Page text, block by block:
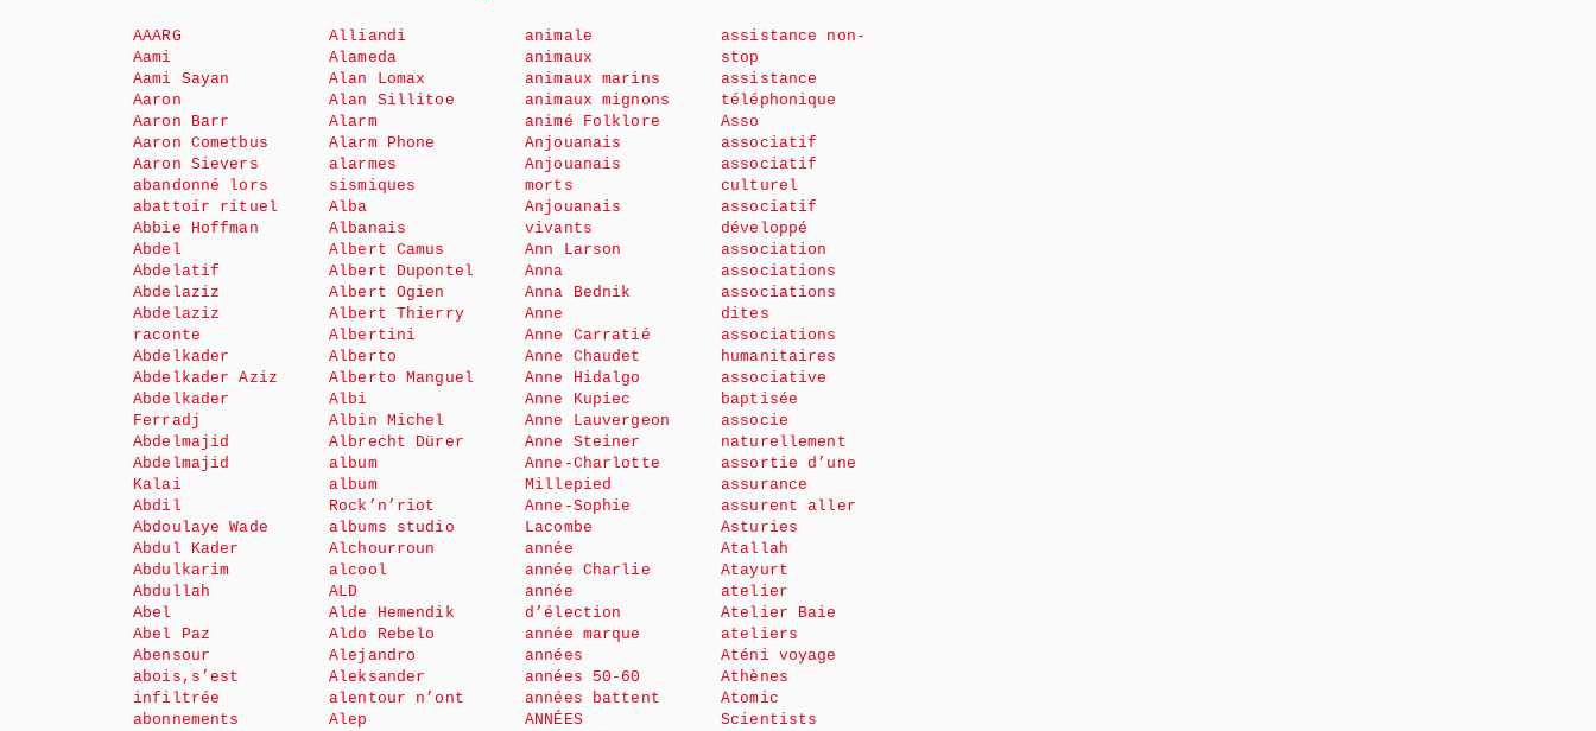
AAARG
Aami
Aami Sayan
Aaron
Aaron Barr
Aaron Cometbus
Aaron Sievers
abandonné lors
abattoir rituel
Abbie Hoffman
Abdel
Abdelatif
Abdelaziz
Abdelaziz
raconte
Abdelkader
Abdelkader Aziz
Abdelkader
Ferradj
Abdelmajid
Abdelmajid
Kalai
Abdil
Abdoulaye Wade
Abdul Kader
Abdulkarim
Abdullah
Abel
Abel Paz
Abensour
abois,s’est
infiltrée
abonnements
Alliandi
Alameda
Alan Lomax
Alan Sillitoe
Alarm
Alarm Phone
alarmes
sismiques
Alba
Albanais
Albert Camus
Albert Dupontel
Albert Ogien
Albert Thierry
Albertini
Alberto
Alberto Manguel
Albi
Albin Michel
Albrecht Dürer
album
album
Rock’n’riot
albums studio
Alchourroun
alcool
ALD
Alde Hemendik
Aldo Rebelo
Alejandro
Aleksander
alentour n’ont
Alep
animale
animaux
animaux marins
animaux mignons
animé Folklore
Anjouanais
Anjouanais
morts
Anjouanais
vivants
Ann Larson
Anna
Anna Bednik
Anne
Anne Carratié
Anne Chaudet
Anne Hidalgo
Anne Kupiec
Anne Lauvergeon
Anne Steiner
Anne-Charlotte
Millepied
Anne-Sophie
Lacombe
année
année Charlie
année
d’élection
année marque
années
années 50-60
années battent
ANNÉES
assistance non-
stop
assistance
téléphonique
Asso
associatif
associatif
culturel
associatif
développé
association
associations
associations
dites
associations
humanitaires
associative
baptisée
associe
naturellement
assortie d’une
assurance
assurent aller
Asturies
Atallah
Atayurt
atelier
Atelier Baie
ateliers
Aténi voyage
Athènes
Atomic
Scientists